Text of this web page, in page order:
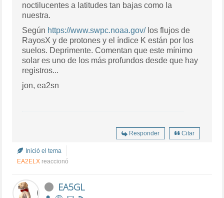
noctilucentes a latitudes tan bajas como la
nuestra.
Según https://www.swpc.noaa.gov/los flujos de
RayosX y de protones y el índice K están por los
suelos. Deprimente. Comentan que este mínimo
solar es uno de los más profundos desde que hay
registros...
jon, ea2sn
Responder Citar
Inició el tema
EA2ELX reaccionó
EA5GL